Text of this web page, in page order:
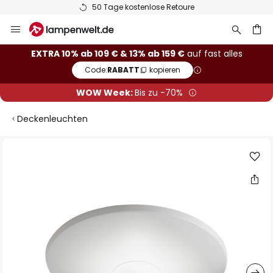
50 Tage kostenlose Retoure
Inhalt
springen
EXTRA 10% ab 109 € & 13% ab 159 €auf fast alles
Code:RABATT kopieren
WOW Week:Bis zu -70%
Deckenleuchten